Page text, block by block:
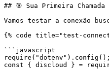
## 🎯 Sua Primeira Chamada
Vamos testar a conexão
{% code title="test-
```javascript
const { discloud } =